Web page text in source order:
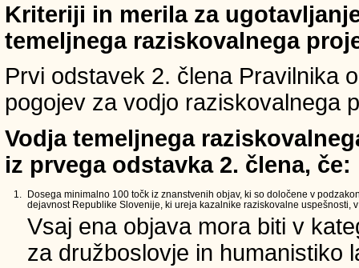
Kriteriji in merila za
temeljnega raziskovalnega
Prvi odstavek 2. člena Pravilnika
pogojev za vodjo raziskovalnega
Vodja temeljnega
iz prvega odstavka 2. člena, če:
1.
Dosega minimalno 100 točk iz znanstvenih objav, ki so določene v
dejavnost Republike Slovenije, ki ureja kazalnike raziskovalne uspešnosti,
Vsaj ena objava mora biti v
za družboslovje in humanistiko